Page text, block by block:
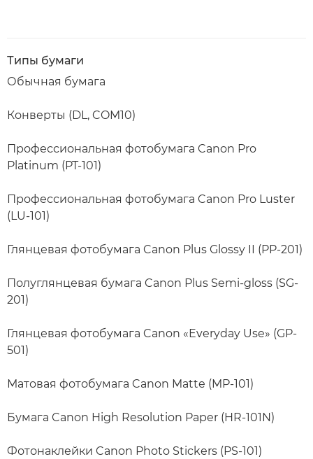
Типы бумаги
Обычная бумага
Конверты (DL, COM10)
Профессиональная фотобумага Canon Pro
Platinum (PT-101)
Профессиональная фотобумага Canon Pro Luster
(LU-101)
Глянцевая фотобумага Canon Plus Glossy II (PP-201)
Полуглянцевая бумага Canon Plus Semi-gloss (SG-
201)
Глянцевая фотобумага Canon «Everyday Use» (GP-
501)
Матовая фотобумага Canon Matte (MP-101)
Бумага Canon High Resolution Paper (HR-101N)
Фотонаклейки Canon Photo Stickers (PS-101)